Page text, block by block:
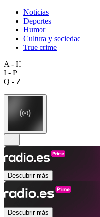
Noticias
Deportes
Humor
Cultura y sociedad
True crime
A - H
I - P
Q - Z
Descubrir más
Descubrir más